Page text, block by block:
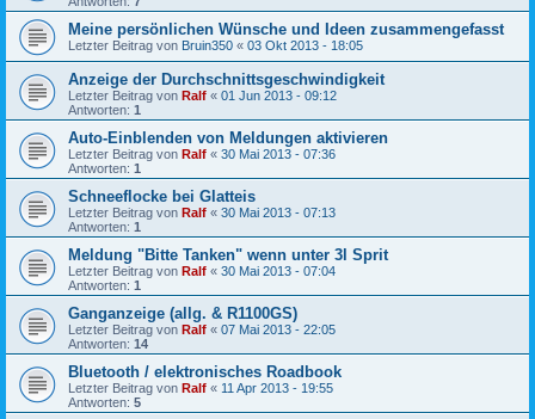
Meine persönlichen Wünsche und Ideen zusammengefasst
Letzter Beitrag von Bruin350 « 03 Okt 2013 - 18:05
Anzeige der Durchschnittsgeschwindigkeit
Letzter Beitrag von Ralf « 01 Jun 2013 - 09:12
Antworten: 1
Auto-Einblenden von Meldungen aktivieren
Letzter Beitrag von Ralf « 30 Mai 2013 - 07:36
Antworten: 1
Schneeflocke bei Glatteis
Letzter Beitrag von Ralf « 30 Mai 2013 - 07:13
Antworten: 1
Meldung "Bitte Tanken" wenn unter 3l Sprit
Letzter Beitrag von Ralf « 30 Mai 2013 - 07:04
Antworten: 1
Ganganzeige (allg. & R1100GS)
Letzter Beitrag von Ralf « 07 Mai 2013 - 22:05
Antworten: 14
Bluetooth / elektronisches Roadbook
Letzter Beitrag von Ralf « 11 Apr 2013 - 19:55
Antworten: 5